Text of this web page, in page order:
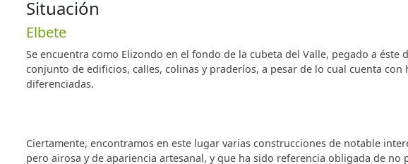
Situación
Elbete
Se encuentra como Elizondo en el fondo de la cubeta del Valle, pegado a
conjunto de edificios, calles, colinas y praderíos, a pesar de lo cual cuenta
diferenciadas.
Ciertamente, encontramos en este lugar varias construcciones de notable
pero airosa y de apariencia artesanal, y que ha sido referencia obligada de no